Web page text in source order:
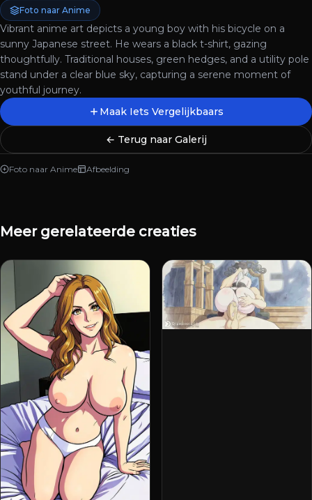
Foto naar Anime
Vibrant anime art depicts a young boy with his bicycle on a
sunny Japanese street. He wears a black t-shirt, gazing
thoughtfully. Traditional houses, green hedges, and a utility pole
stand under a clear blue sky, capturing a serene moment of
youthful journey.
Maak Iets Vergelijkbaars
← Terug naar Galerij
Foto naar Anime Afbeelding
Meer gerelateerde creaties